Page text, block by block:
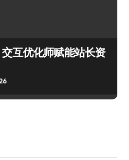
互优化师赋能站长资